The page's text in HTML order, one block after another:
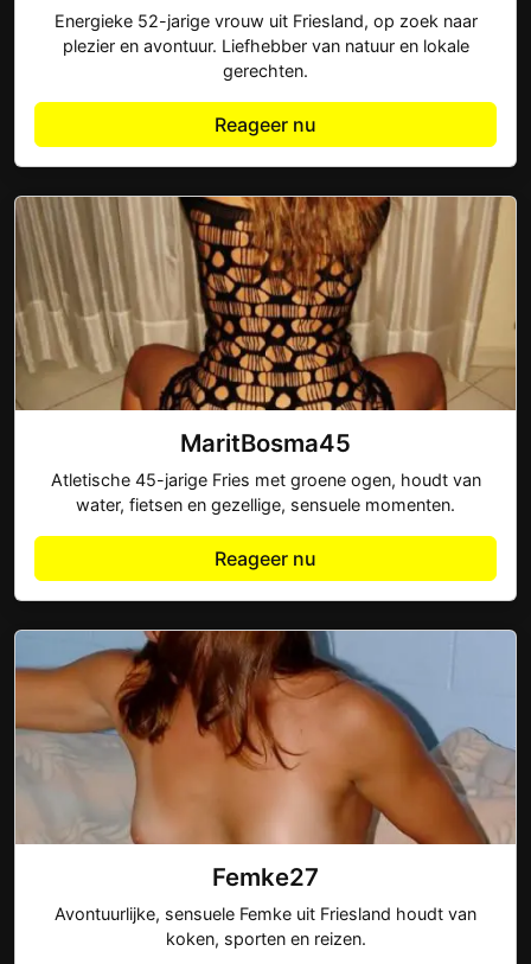
Energieke 52-jarige vrouw uit Friesland, op zoek naar
plezier en avontuur. Liefhebber van natuur en lokale
gerechten.
Reageer nu
MaritBosma45
Atletische 45-jarige Fries met groene ogen, houdt van
water, fietsen en gezellige, sensuele momenten.
Reageer nu
Femke27
Avontuurlijke, sensuele Femke uit Friesland houdt van
koken, sporten en reizen.